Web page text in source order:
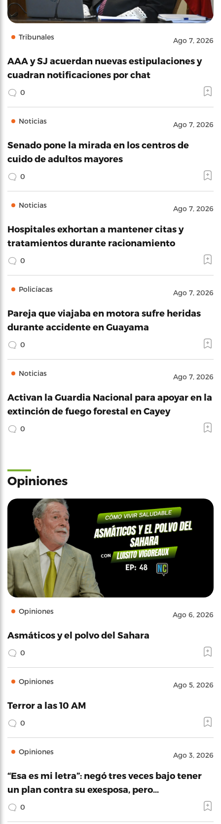
Tribunales Ago 7, 2026
AAA y SJ acuerdan nuevas estipulaciones y
cuadran notificaciones por chat
0
Noticias Ago 7, 2026
Senado pone la mirada en los centros de
cuido de adultos mayores
0
Noticias Ago 7, 2026
Hospitales exhortan a mantener citas y
tratamientos durante racionamiento
0
Policíacas Ago 7, 2026
Pareja que viajaba en motora sufre heridas
durante accidente en Guayama
0
Noticias Ago 7, 2026
Activan la Guardia Nacional para apoyar en la
extinción de fuego forestal en Cayey
0
Opiniones
Opiniones Ago 6, 2026
Asmáticos y el polvo del Sahara
0
Opiniones Ago 5, 2026
Terror a las 10 AM
0
Opiniones Ago 3, 2026
“Esa es mi letra”: negó tres veces bajo tener
un plan contra su exesposa, pero…
0